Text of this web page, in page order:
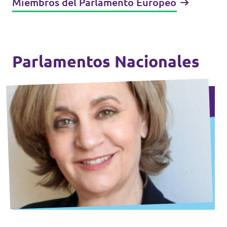
Miembros del Parlamento Europeo
Parlamentos Nacionales